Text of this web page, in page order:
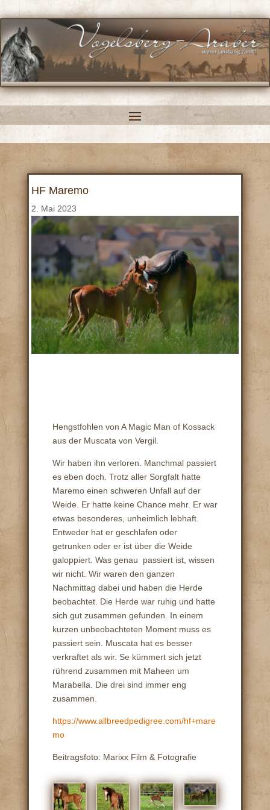
HF Maremo
2. Mai 2023
Hengstfohlen von A Magic Man of Kossack
aus der Muscata von Vergil.
Wir haben ihn verloren. Manchmal passiert
es eben doch. Trotz aller Sorgfalt hatte
Maremo einen schweren Unfall auf der
Weide. Er hatte keine Chance mehr. Er war
etwas besonderes, unheimlich lebhaft.
Entweder hat er geschlafen oder
getrunken oder er ist über die Weide
galoppiert. Was genau passiert ist, wissen
wir nicht. Wir waren den ganzen
Nachmittag dabei und haben die Herde
beobachtet. Die Herde war ruhig und hatte
sich gut zusammen gefunden. In einem
kurzen unbeobachteten Moment muss es
passiert sein. Muscata hat es besser
verkraftet als wir. Se kümmert sich jetzt
rührend zusammen mit Maheen um
Marabella. Die drei sind immer eng
zusammen.
https://www.allbreedpedigree.com/hf+mare
mo
Beitragsfoto: Marixx Film & Fotografie